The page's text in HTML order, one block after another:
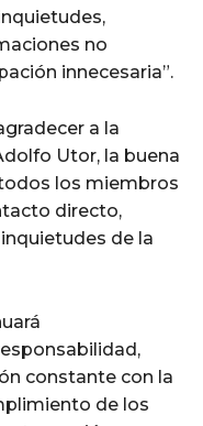
no
innecesaria”.
a la
Utor, la buena
los miembros
directo,
de la
constante con la
de los